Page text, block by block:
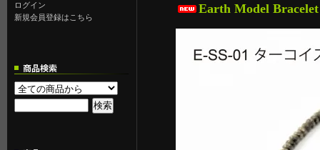
ログイン
新規会員登録はこちら
Earth Model